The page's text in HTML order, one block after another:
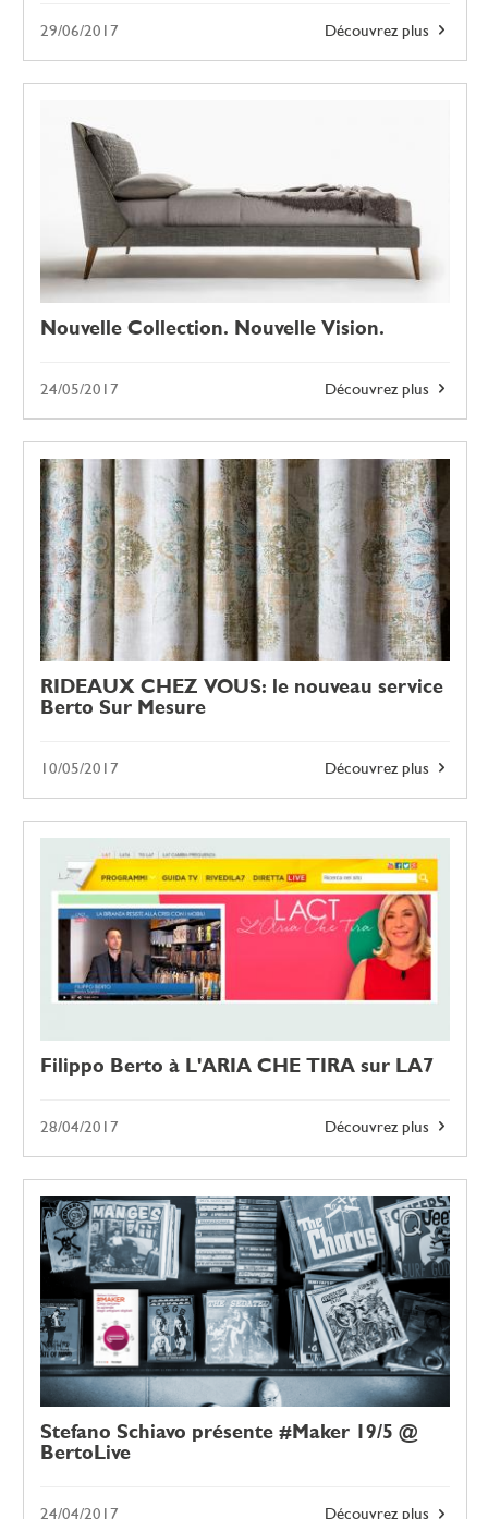
Découvrez plus
29/06/2017
Nouvelle Collection. Nouvelle Vision.
Découvrez plus
24/05/2017
RIDEAUX CHEZ VOUS: le nouveau service
Berto Sur Mesure
Découvrez plus
10/05/2017
Filippo Berto à L'ARIA CHE TIRA sur LA7
Découvrez plus
28/04/2017
Stefano Schiavo présente #Maker 19/5 @
BertoLive
Découvrez plus
24/04/2017